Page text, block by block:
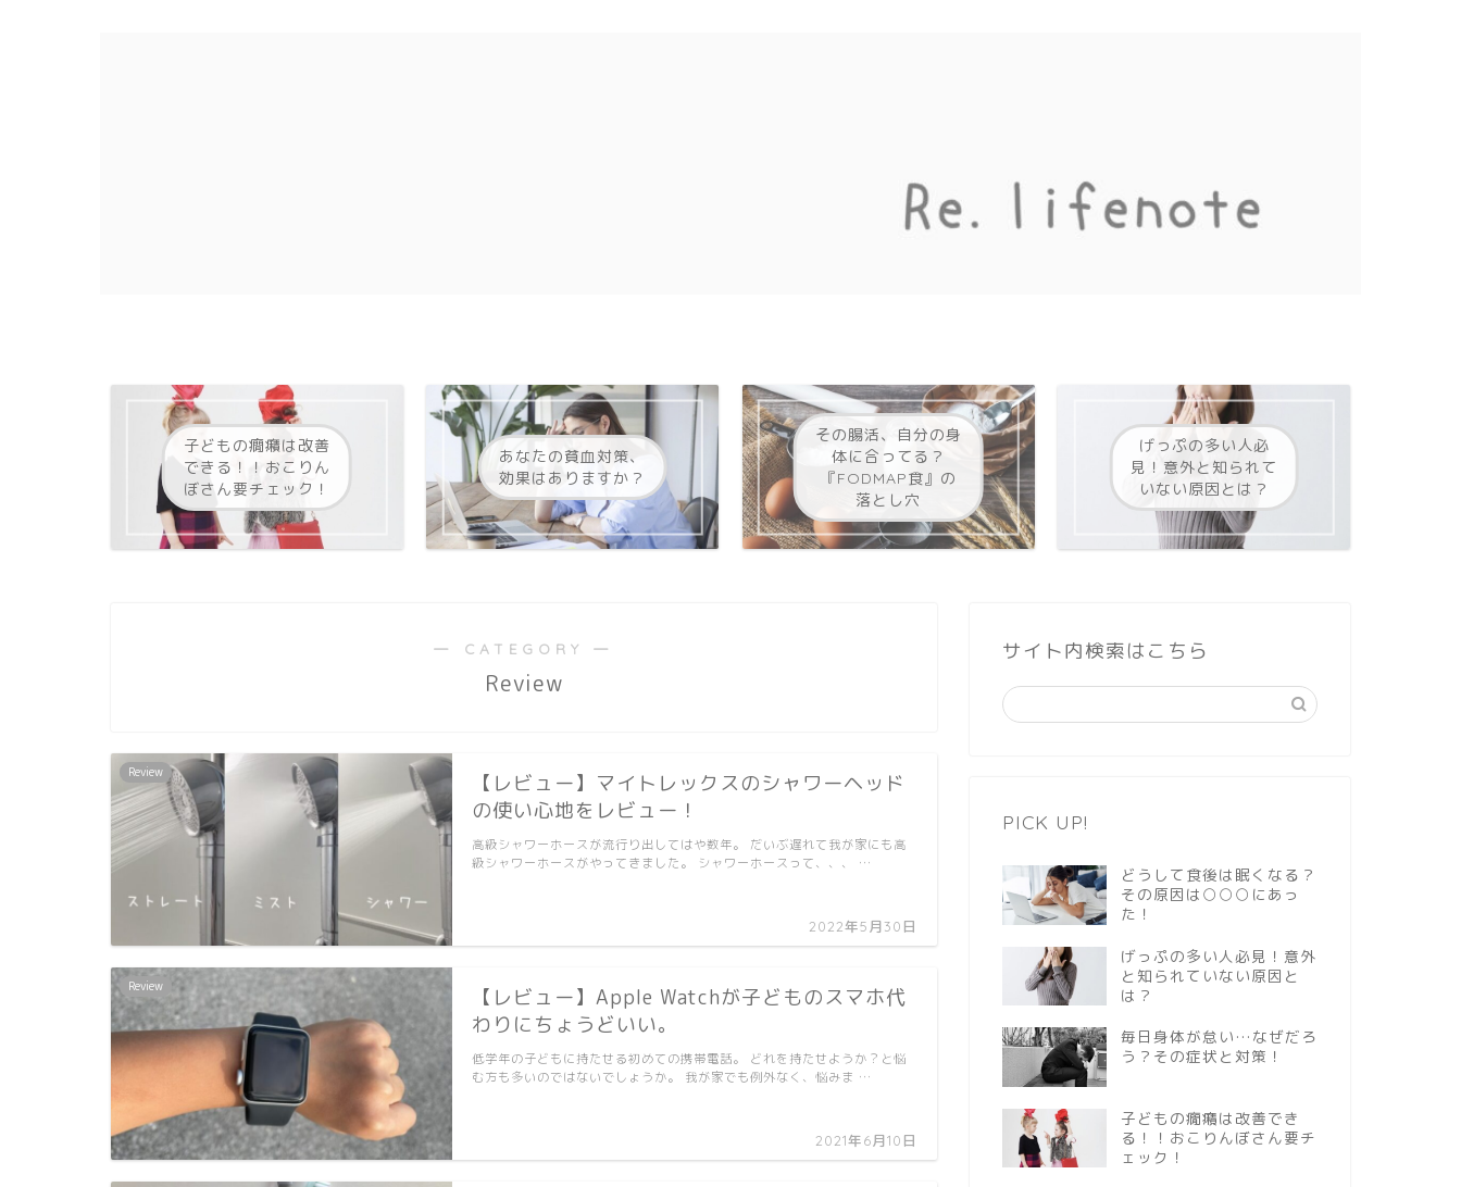
子どもの癇癪は改善
できる！！おこりん
ぼさん要チェック！
あなたの貧血対策、
効果はありますか？
その腸活、自分の身
体に合ってる？
『FODMAP食』の
落とし穴
げっぷの多い人必
見！意外と知られて
いない原因とは？
― CATEGORY ―
Review
Review
【レビュー】マイトレックスのシャワーヘッド
の使い心地をレビュー！
2022年5月30日
高級シャワーホースが流行り出してはや数年。 だいぶ遅れて我が家にも高
級シャワーホースがやってきました。 シャワーホースって、、、 …
Review
【レビュー】Apple Watchが子どものスマホ代
わりにちょうどいい。
2021年6月10日
低学年の子どもに持たせる初めての携帯電話。 どれを持たせようか？と悩
む方も多いのではないでしょうか。 我が家でも例外なく、悩みま …
サイト内検索はこちら
PICK UP!
どうして食後は眠くなる？
その原因は○○○にあっ
た！
げっぷの多い人必見！意外
と知られていない原因と
は？
毎日身体が怠い…なぜだろ
う？その症状と対策！
子どもの癇癪は改善でき
る！！おこりんぼさん要チ
ェック！